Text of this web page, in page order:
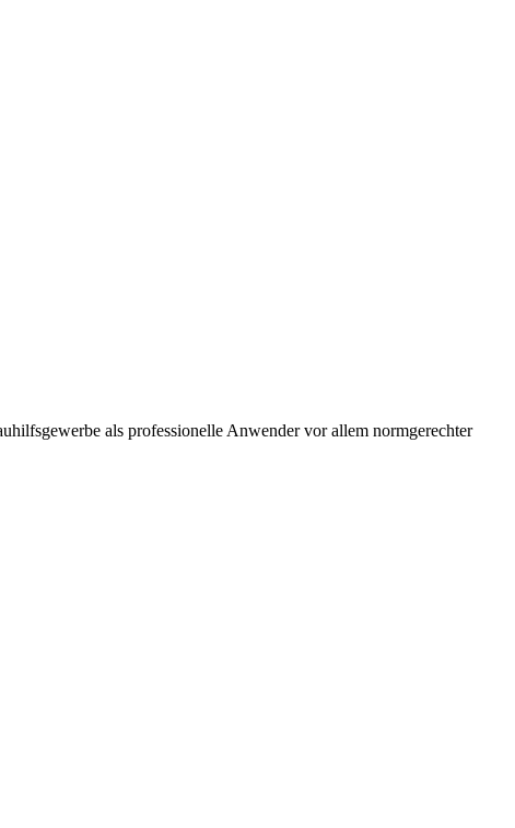
als professionelle Anwender vor allem normgerechter